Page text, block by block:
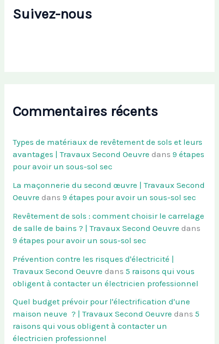
Suivez-nous
Commentaires récents
Types de matériaux de revêtement de sols et leurs
avantages | Travaux Second Oeuvre dans9 étapes
pour avoir un sous-sol sec
La maçonnerie du second œuvre | Travaux Second
Oeuvre dans9 étapes pour avoir un sous-sol sec
Revêtement de sols : comment choisir le carrelage
de salle de bains ? | Travaux Second Oeuvre dans
9 étapes pour avoir un sous-sol sec
Prévention contre les risques d'électricité |
Travaux Second Oeuvre dans5 raisons qui vous
obligent à contacter un électricien professionnel
Quel budget prévoir pour l'électrification d'une
maison neuve ? | Travaux Second Oeuvre dans5
raisons qui vous obligent à contacter un
électricien professionnel